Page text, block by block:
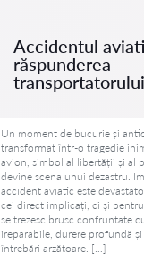
Accidentul
răspunderea
transportatorului
Un moment de bucurie și
transformat într-o tragedie
avion, simbol al libertății și al
devine scena unui dezastru.
accident aviatic este
cei direct implicați, ci și
se trezesc brusc confruntate
ireparabile, durere profundă și
întrebări arzătoare. […]